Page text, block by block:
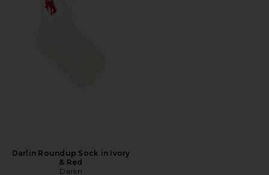
Darlin Roundup Sock in Ivory
& Red
Darlin